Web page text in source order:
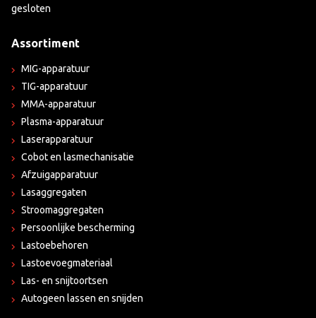
gesloten
Assortiment
MIG-apparatuur
TIG-apparatuur
MMA-apparatuur
Plasma-apparatuur
Laserapparatuur
Cobot en lasmechanisatie
Afzuigapparatuur
Lasaggregaten
Stroomaggregaten
Persoonlijke bescherming
Lastoebehoren
Lastoevoegmateriaal
Las- en snijtoortsen
Autogeen lassen en snijden